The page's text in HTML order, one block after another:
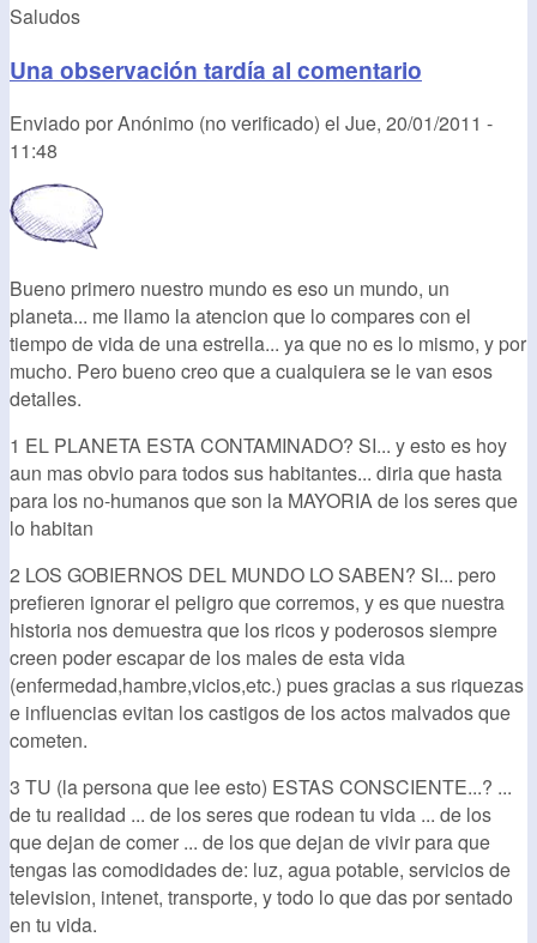
Saludos
Una observación tardía al comentario
Enviado porAnónimo (no verificado) el Jue, 20/01/2011 -
11:48
Bueno primero nuestro mundo es eso un mundo, un
planeta... me llamo la atencion que lo compares con el
tiempo de vida de una estrella... ya que no es lo mismo, y por
mucho. Pero bueno creo que a cualquiera se le van esos
detalles.
1 EL PLANETA ESTA CONTAMINADO? SI... y esto es hoy
aun mas obvio para todos sus habitantes... diria que hasta
para los no-humanos que son la MAYORIA de los seres que
lo habitan
2 LOS GOBIERNOS DEL MUNDO LO SABEN? SI... pero
prefieren ignorar el peligro que corremos, y es que nuestra
historia nos demuestra que los ricos y poderosos siempre
creen poder escapar de los males de esta vida
(enfermedad,hambre,vicios,etc.) pues gracias a sus riquezas
e influencias evitan los castigos de los actos malvados que
cometen.
3 TU (la persona que lee esto) ESTAS CONSCIENTE...? ...
de tu realidad ... de los seres que rodean tu vida ... de los
que dejan de comer ... de los que dejan de vivir para que
tengas las comodidades de: luz, agua potable, servicios de
television, intenet, transporte, y todo lo que das por sentado
en tu vida.